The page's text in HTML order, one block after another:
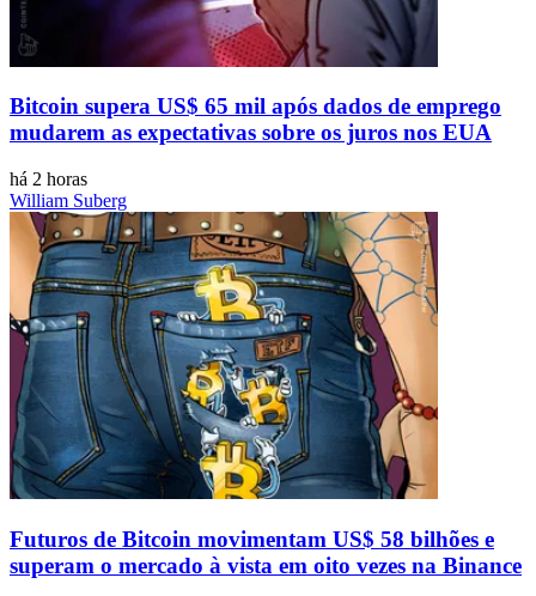
Bitcoin supera US$ 65 mil após dados de emprego
mudarem as expectativas sobre os juros nos EUA
há 2 horas
William Suberg
Futuros de Bitcoin movimentam US$ 58 bilhões e
superam o mercado à vista em oito vezes na Binance